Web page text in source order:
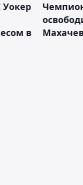
Уокер
в